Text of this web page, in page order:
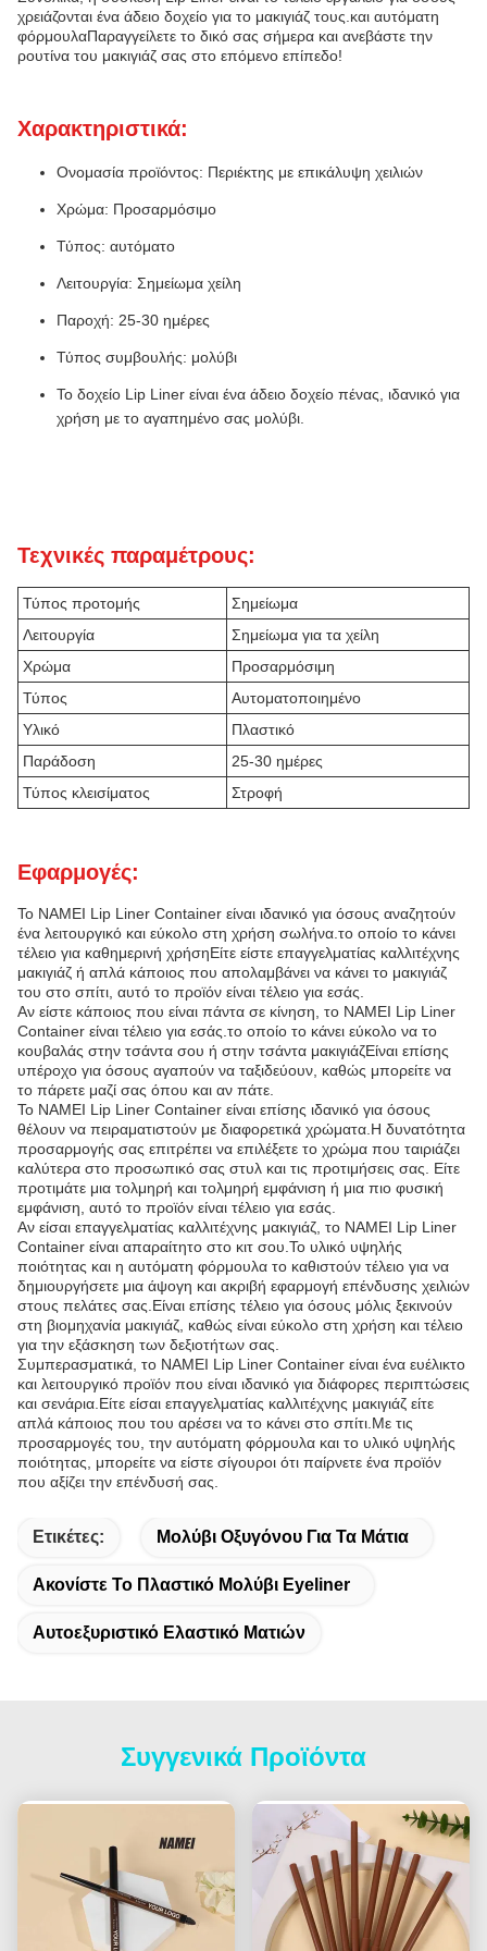
χρειάζονται ένα άδειο δοχείο για το μακιγιάζ τους.και αυτόματη
φόρμουλαΠαραγγείλετε το δικό σας σήμερα και ανεβάστε την
ρουτίνα του μακιγιάζ σας στο επόμενο επίπεδο!
Χαρακτηριστικά:
Ονομασία προϊόντος: Περιέκτης με επικάλυψη χειλιών
Χρώμα: Προσαρμόσιμο
Τύπος: αυτόματο
Λειτουργία: Σημείωμα χείλη
Παροχή: 25-30 ημέρες
Τύπος συμβουλής: μολύβι
Το δοχείο Lip Liner είναι ένα άδειο δοχείο πένας, ιδανικό για
χρήση με το αγαπημένο σας μολύβι.
Τεχνικές παραμέτρους:
Τύπος προτομής
Σημείωμα
Λειτουργία
Σημείωμα για τα χείλη
Χρώμα
Προσαρμόσιμη
Τύπος
Αυτοματοποιημένο
Υλικό
Πλαστικό
Παράδοση
25-30 ημέρες
Τύπος κλεισίματος
Στροφή
Εφαρμογές:
Το NAMEI Lip Liner Container είναι ιδανικό για όσους αναζητούν
ένα λειτουργικό και εύκολο στη χρήση σωλήνα.το οποίο το κάνει
τέλειο για καθημερινή χρήσηΕίτε είστε επαγγελματίας καλλιτέχνης
μακιγιάζ ή απλά κάποιος που απολαμβάνει να κάνει το μακιγιάζ
του στο σπίτι, αυτό το προϊόν είναι τέλειο για εσάς.
Αν είστε κάποιος που είναι πάντα σε κίνηση, το NAMEI Lip Liner
Container είναι τέλειο για εσάς.το οποίο το κάνει εύκολο να το
κουβαλάς στην τσάντα σου ή στην τσάντα μακιγιάζΕίναι επίσης
υπέροχο για όσους αγαπούν να ταξιδεύουν, καθώς μπορείτε να
το πάρετε μαζί σας όπου και αν πάτε.
Το NAMEI Lip Liner Container είναι επίσης ιδανικό για όσους
θέλουν να πειραματιστούν με διαφορετικά χρώματα.Η δυνατότητα
προσαρμογής σας επιτρέπει να επιλέξετε το χρώμα που ταιριάζει
καλύτερα στο προσωπικό σας στυλ και τις προτιμήσεις σας. Είτε
προτιμάτε μια τολμηρή και τολμηρή εμφάνιση ή μια πιο φυσική
εμφάνιση, αυτό το προϊόν είναι τέλειο για εσάς.
Αν είσαι επαγγελματίας καλλιτέχνης μακιγιάζ, το NAMEI Lip Liner
Container είναι απαραίτητο στο κιτ σου.Το υλικό υψηλής
ποιότητας και η αυτόματη φόρμουλα το καθιστούν τέλειο για να
δημιουργήσετε μια άψογη και ακριβή εφαρμογή επένδυσης χειλιών
στους πελάτες σας.Είναι επίσης τέλειο για όσους μόλις ξεκινούν
στη βιομηχανία μακιγιάζ, καθώς είναι εύκολο στη χρήση και τέλειο
για την εξάσκηση των δεξιοτήτων σας.
Συμπερασματικά, το NAMEI Lip Liner Container είναι ένα ευέλικτο
και λειτουργικό προϊόν που είναι ιδανικό για διάφορες περιπτώσεις
και σενάρια.Είτε είσαι επαγγελματίας καλλιτέχνης μακιγιάζ είτε
απλά κάποιος που του αρέσει να το κάνει στο σπίτι.Με τις
προσαρμογές του, την αυτόματη φόρμουλα και το υλικό υψηλής
ποιότητας, μπορείτε να είστε σίγουροι ότι παίρνετε ένα προϊόν
που αξίζει την επένδυσή σας.
Ετικέτες: Μολύβι Οξυγόνου Για Τα Μάτια
Ακονίστε Το Πλαστικό Μολύβι Eyeliner
Αυτοεξυριστικό Ελαστικό Ματιών
Συγγενικά Προϊόντα